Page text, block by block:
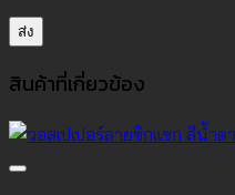
สินค้าที่เกี่ยวข้อง